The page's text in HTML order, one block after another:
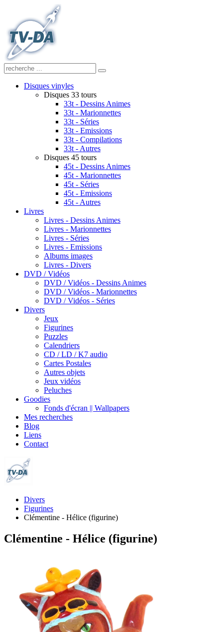
Disques vinyles
Disques 33 tours
33t - Dessins Animes
33t - Marionnettes
33t - Séries
33t - Emissions
33t - Compilations
33t - Autres
Disques 45 tours
45t - Dessins Animes
45t - Marionnettes
45t - Séries
45t - Emissions
45t - Autres
Livres
Livres - Dessins Animes
Livres - Marionnettes
Livres - Séries
Livres - Emissions
Albums images
Livres - Divers
DVD / Vidéos
DVD / Vidéos - Dessins Animes
DVD / Vidéos - Marionnettes
DVD / Vidéos - Séries
Divers
Jeux
Figurines
Puzzles
Calendriers
CD / LD / K7 audio
Cartes Postales
Autres objets
Jeux vidéos
Peluches
Goodies
Fonds d'écran || Wallpapers
Mes recherches
Blog
Liens
Contact
Divers
Figurines
Clémentine - Hélice (figurine)
Clémentine - Hélice (figurine)